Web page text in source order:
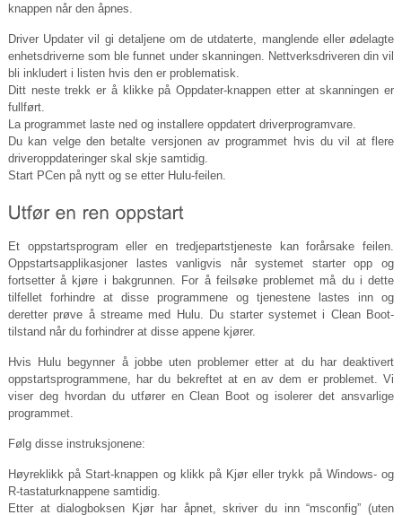
knappen når den åpnes.
Driver Updater vil gi detaljene om de utdaterte, manglende eller ødelagte
enhetsdriverne som ble funnet under skanningen. Nettverksdriveren din vil
bli inkludert i listen hvis den er problematisk.
Ditt neste trekk er å klikke på Oppdater-knappen etter at skanningen er
fullført.
La programmet laste ned og installere oppdatert driverprogramvare.
Du kan velge den betalte versjonen av programmet hvis du vil at flere
driveroppdateringer skal skje samtidig.
Start PCen på nytt og se etter Hulu-feilen.
Et oppstartsprogram eller en tredjepartstjeneste kan forårsake feilen.
Oppstartsapplikasjoner lastes vanligvis når systemet starter opp og
fortsetter å kjøre i bakgrunnen. For å feilsøke problemet må du i dette
tilfellet forhindre at disse programmene og tjenestene lastes inn og
deretter prøve å streame med Hulu. Du starter systemet i Clean Boot-
tilstand når du forhindrer at disse appene kjører.
Hvis Hulu begynner å jobbe uten problemer etter at du har deaktivert
oppstartsprogrammene, har du bekreftet at en av dem er problemet. Vi
viser deg hvordan du utfører en Clean Boot og isolerer det ansvarlige
programmet.
Følg disse instruksjonene:
Høyreklikk på Start-knappen og klikk på Kjør eller trykk på Windows- og
R-tastaturknappene samtidig.
Etter at dialogboksen Kjør har åpnet, skriver du inn “msconfig” (uten